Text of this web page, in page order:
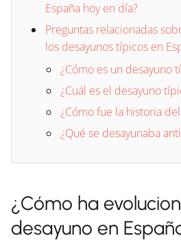
España hoy en día?
Preguntas relacionadas
los desayunos típicos en
¿Cómo es un desayuno
¿Cuál es el desayuno
¿Cómo fue la historia
¿Qué se desayunaba
¿Cómo ha
desayuno en